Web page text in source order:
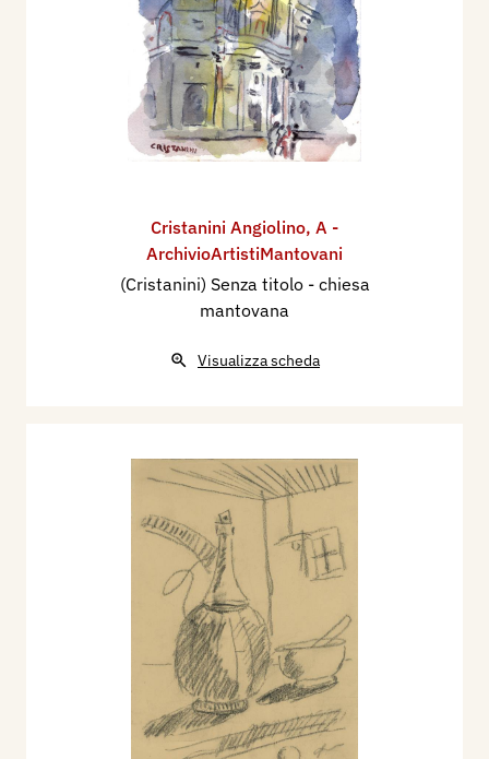
Cristanini Angiolino, A -
ArchivioArtistiMantovani
(Cristanini) Senza titolo - chiesa
mantovana
Visualizza scheda